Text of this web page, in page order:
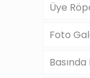
Üye
Foto
Basında